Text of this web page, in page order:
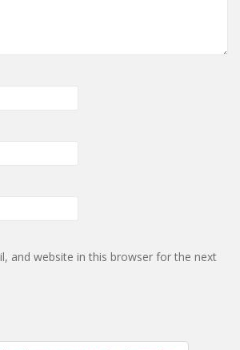
and website in this browser for the next